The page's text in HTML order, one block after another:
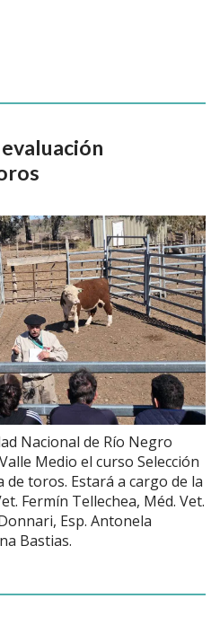
Nacional de Río Negro
Medio el curso Selección
toros. Estará a cargo de la
Fermín Tellechea, Méd. Vet.
Esp. Antonela
Bastias.